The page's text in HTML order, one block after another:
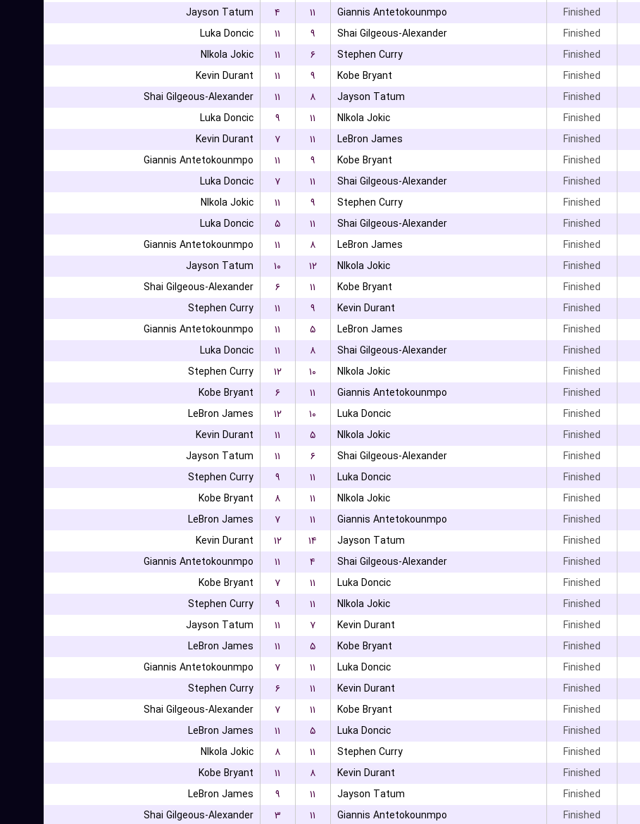
Jayson Tatum
۴ ۱۱ Giannis Antetokounmpo Finished
Luka Doncic
۱۱ ۹ Shai Gilgeous-Alexander Finished
NIkola Jokic
۱۱ ۶ Stephen Curry Finished
Kevin Durant
۱۱ ۹ Kobe Bryant Finished
Shai Gilgeous-Alexander
۱۱ ۸ Jayson Tatum Finished
Luka Doncic
۹ ۱۱ NIkola Jokic Finished
Kevin Durant
۷ ۱۱ LeBron James Finished
Giannis Antetokounmpo
۱۱ ۹ Kobe Bryant Finished
Luka Doncic
۷ ۱۱ Shai Gilgeous-Alexander Finished
NIkola Jokic
۱۱ ۹ Stephen Curry Finished
Luka Doncic
۵ ۱۱ Shai Gilgeous-Alexander Finished
Giannis Antetokounmpo
۱۱ ۸ LeBron James Finished
Jayson Tatum
۱۰ ۱۲ NIkola Jokic Finished
Shai Gilgeous-Alexander
۶ ۱۱ Kobe Bryant Finished
Stephen Curry
۱۱ ۹ Kevin Durant Finished
Giannis Antetokounmpo
۱۱ ۵ LeBron James Finished
Luka Doncic
۱۱ ۸ Shai Gilgeous-Alexander Finished
Stephen Curry
۱۲ ۱۰ NIkola Jokic Finished
Kobe Bryant
۶ ۱۱ Giannis Antetokounmpo Finished
LeBron James
۱۲ ۱۰ Luka Doncic Finished
Kevin Durant
۱۱ ۵ NIkola Jokic Finished
Jayson Tatum
۱۱ ۶ Shai Gilgeous-Alexander Finished
Stephen Curry
۹ ۱۱ Luka Doncic Finished
Kobe Bryant
۸ ۱۱ NIkola Jokic Finished
LeBron James
۷ ۱۱ Giannis Antetokounmpo Finished
Kevin Durant
۱۲ ۱۴ Jayson Tatum Finished
Giannis Antetokounmpo
۱۱ ۴ Shai Gilgeous-Alexander Finished
Kobe Bryant
۷ ۱۱ Luka Doncic Finished
Stephen Curry
۹ ۱۱ NIkola Jokic Finished
Jayson Tatum
۱۱ ۷ Kevin Durant Finished
LeBron James
۱۱ ۵ Kobe Bryant Finished
Giannis Antetokounmpo
۷ ۱۱ Luka Doncic Finished
Stephen Curry
۶ ۱۱ Kevin Durant Finished
Shai Gilgeous-Alexander
۷ ۱۱ Kobe Bryant Finished
LeBron James
۱۱ ۵ Luka Doncic Finished
NIkola Jokic
۸ ۱۱ Stephen Curry Finished
Kobe Bryant
۱۱ ۸ Kevin Durant Finished
LeBron James
۹ ۱۱ Jayson Tatum Finished
Shai Gilgeous-Alexander
۳ ۱۱ Giannis Antetokounmpo Finished